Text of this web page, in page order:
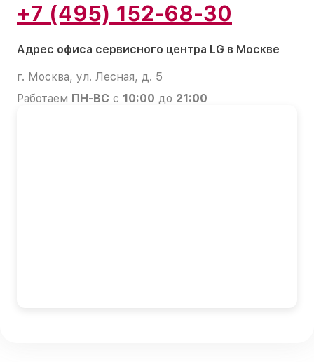
+7 (495) 152-68-30
Адрес офиса сервисного центра LG в Москве
г. Москва, ул. Лесная, д. 5
Работаем ПН-ВС с 10:00 до 21:00